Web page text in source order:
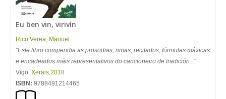
Eu ben vin, virivín
Rico Verea, Manuel
"Este libro compendia as prosodias, rimas, recitados, fórmulas máxicas
e encadeados máis representativos do cancioneiro de tradición..."
Vigo: Xerais,2018
ISBN: 9788491214465